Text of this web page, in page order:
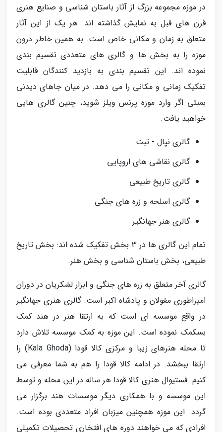
در موزه مجموعه بزرگ از آثار باستان شناسی و صنایع هنری
قرن های قبل به نمایش گذاشته اند. هر یک از این آثار
متعلق به زمان و مکانی خاص است. به همین خاطر درون
موزه را به بخش ها و گالری های متعددی تقسیم بندی
نموده اند. این تقسیم بندی به بازدید کنندگان قابلیت
تفکیک زمانی و مکانی را می دهد. در میان جاهای دیدنی
بمبئی اگر وارد موزه پرنس ویلز شوید، چنین گالری هایی
خواهید یافت.
گالری نپال - تبت
گالری نقاشی های اروپایی
گالری تاریخ طبیعی
گالری اسلحه و زره های جنگی
گالری هنر جهانگیر
تمام این گالری ها در 3 بخش تفکیک شده اند: بخش تاریخ
طبیعی، بخش باستان شناسی و بخش هنر.
گالری آخر متعلق به زره های جنگی و ابزار لشکریان در دوران
امپراطوری مغولان و پادشاه اکبر است. گالری هنری جهانگیر
در واقع موسسه ای است که به ارتقا هنر در هند کمک
بسکمک نموده است. این موزه به کمک موسسه تلاش دارد
تا محله هنرهای زیبا و مرکزی کالا قودا (Kala Ghoda) را
ارتقا ببخشد. در ادامه کالا قودا را هم به شما معرفی می
کنیم. فستیوال هنری کالا قودا هر ساله در این محله و توسط
این موسسه و با همکاری دیگر موسسات هند برگزار می
گردد. این موزه همچنین میزبان افراد متعددی بوده است.
افرادی که می خواهند دوره های افتخاری تحصیلات تکمیلی